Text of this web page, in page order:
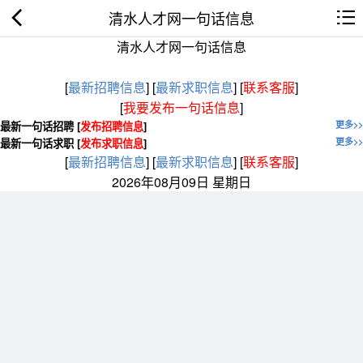
清水人才网一句话信息
清水人才网一句话信息
[最新招聘信息] [最新求职信息] [联系客服]
[我要发布一句话信息]
更多>>
最新一句话招聘 [发布招聘信息]
更多>>
最新一句话求职 [发布求职信息]
[最新招聘信息] [最新求职信息] [联系客服]
2026年08月09日 星期日